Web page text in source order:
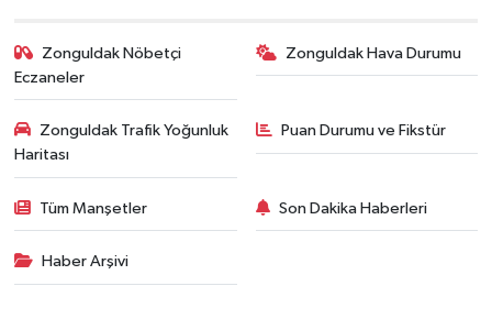
Zonguldak Nöbetçi
Eczaneler
Zonguldak Hava Durumu
Zonguldak Trafik Yoğunluk
Haritası
Puan Durumu ve Fikstür
Tüm Manşetler Son Dakika Haberleri
Haber Arşivi